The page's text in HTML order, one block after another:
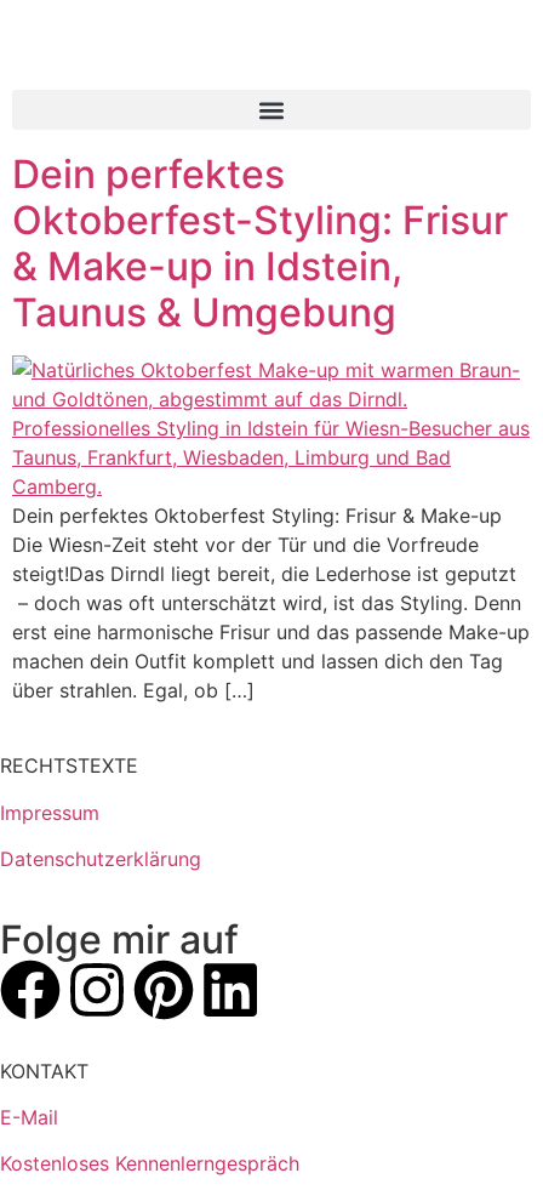
Dein perfektes
Oktoberfest-Styling: Frisur
& Make-up in Idstein,
Taunus & Umgebung
Dein perfektes Oktoberfest Styling: Frisur & Make-up
Die Wiesn-Zeit steht vor der Tür und die Vorfreude
steigt!Das Dirndl liegt bereit, die Lederhose ist geputzt
– doch was oft unterschätzt wird, ist das Styling. Denn
erst eine harmonische Frisur und das passende Make-up
machen dein Outfit komplett und lassen dich den Tag
über strahlen. Egal, ob […]
RECHTSTEXTE
Impressum
Datenschutzerklärung
Folge mir auf
KONTAKT
E-Mail
Kostenloses Kennenlerngespräch